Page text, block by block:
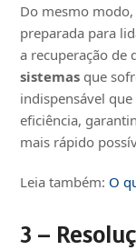
Do mesmo
preparada para
a recuperação de
sistemas que
indispensável
eficiência,
mais rápido
Leia também: O
3 –